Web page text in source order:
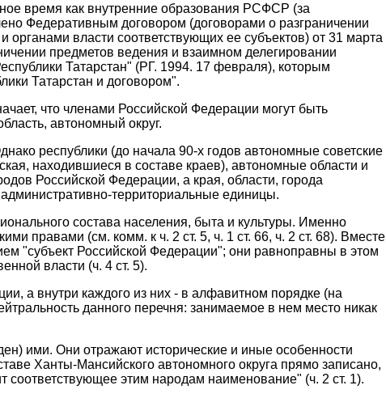
время как внутренние образования РСФСР (за
Федеративным договором (договорами о разграничении
власти соответствующих ее субъектов) от 31 марта
предметов ведения и взаимном делегировании
Татарстан" (РГ. 1994. 17 февраля), которым
Татарстан и договором".
что членами Российской Федерации могут быть
автономный округ.
республики (до начала 90-х годов автономные советские
находившиеся в составе краев), автономные области и
Российской Федерации, а края, области, города
территориальные единицы.
состава населения, быта и культуры. Именно
правами (см. комм. к ч. 2 ст. 5, ч. 1 ст. 66, ч. 2 ст. 68). Вместе
"субъект Российской Федерации"; они равноправны в этом
власти (ч. 4 ст. 5).
а внутри каждого из них - в алфавитном порядке (на
данного перечня: занимаемое в нем место никак
ими. Они отражают исторические и иные особенности
Ханты-Мансийского автономного округа прямо записано,
этим народам наименование" (ч. 2 ст. 1).